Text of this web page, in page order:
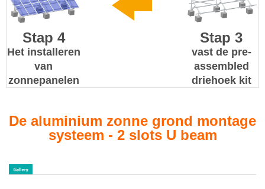
Stap 4
Het installeren
van
zonnepanelen
Stap 3
vast de pre-
assembled
driehoek kit
De aluminium zonne grond montage
systeem - 2 slots U beam